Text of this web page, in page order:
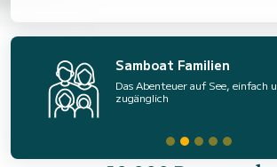
Samboat Familien
Das Abenteuer auf See, einfach
zugänglich